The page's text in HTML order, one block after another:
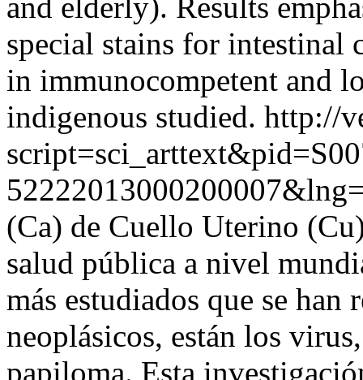
special stains for intestinal
in immunocompetent and
indigenous studied. http://
(Ca) de Cuello Uterino
salud pública a nivel
más estudiados que se han
neoplásicos, están los
papiloma. Esta